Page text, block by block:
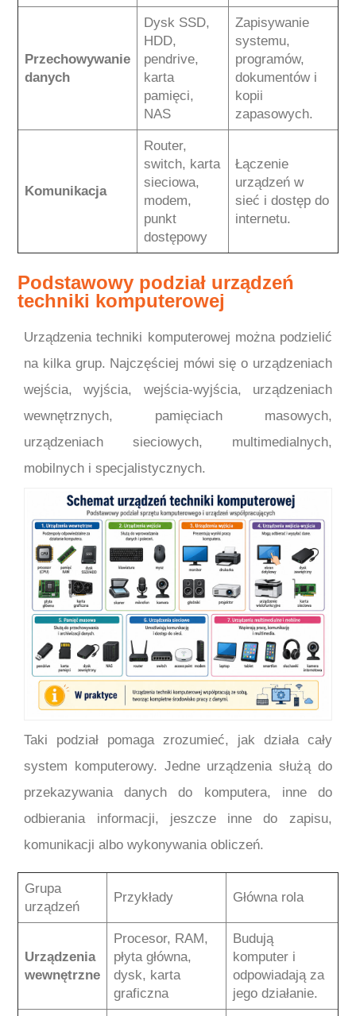
Przechowywanie
danych
Dysk SSD,
HDD,
pendrive,
karta
pamięci,
NAS
Zapisywanie
systemu,
programów,
dokumentów i
kopii
zapasowych.
Komunikacja
Router,
switch, karta
sieciowa,
modem,
punkt
dostępowy
Łączenie
urządzeń w
sieć i dostęp do
internetu.
Podstawowy podział urządzeń
techniki komputerowej
Urządzenia techniki komputerowej można podzielić
na kilka grup. Najczęściej mówi się o urządzeniach
wejścia, wyjścia, wejścia-wyjścia, urządzeniach
wewnętrznych, pamięciach masowych,
urządzeniach sieciowych, multimedialnych,
mobilnych i specjalistycznych.
Taki podział pomaga zrozumieć, jak działa cały
system komputerowy. Jedne urządzenia służą do
przekazywania danych do komputera, inne do
odbierania informacji, jeszcze inne do zapisu,
komunikacji albo wykonywania obliczeń.
Grupa
urządzeń
Przykłady Główna rola
Urządzenia
wewnętrzne
Procesor, RAM,
płyta główna,
dysk, karta
graficzna
Budują
komputer i
odpowiadają za
jego działanie.